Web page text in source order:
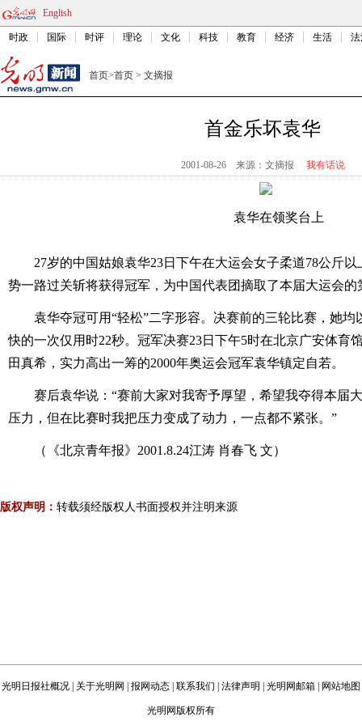
English
时政 国际 时评 理论 文化 科技 教育 经济 生活
首页>首页 > 文摘报
首金乐坏袁华
2001-08-26 来源：文摘报 我有话说
袁华在领奖台上
27岁的中国姑娘袁华23日下午在大运会女子柔道78公斤
势一路过关斩将获得冠军，为中国代表团摘取了本届大运会的
袁华夺冠可用“轻松”二字形容。决赛前的三轮比赛，她均
快的一次仅用时22秒。冠军决赛23日下午5时在北京广安体育
田真希，实力高出一筹的2000年奥运会冠军袁华镇定自若。
赛后袁华说：“赛前大家对我寄予厚望，希望我夺得本届
压力，但在比赛时我把压力变成了动力，一点都不紧张。”
（《北京青年报》2001.8.24江涛 肖春飞 文）
版权声明： 转载须经版权人书面授权并注明来源
光明日报社概况 关于光明网 报网动态 联系我们 法律声明 光明网邮箱 网站地图
光明网版权所有